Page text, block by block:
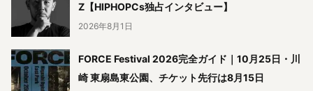
Z【HIPHOPCs独占インタビュー】
2026年8月1日
FORCE Festival 2026完全ガイド｜10月25日・川
崎 東扇島東公園、チケット先行は8月15日